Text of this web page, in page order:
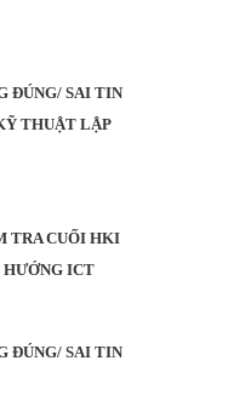
ĐÚNG/ SAI TIN
THUẬT LẬP
TRA CUỐI HKI
ICT
ĐÚNG/ SAI TIN